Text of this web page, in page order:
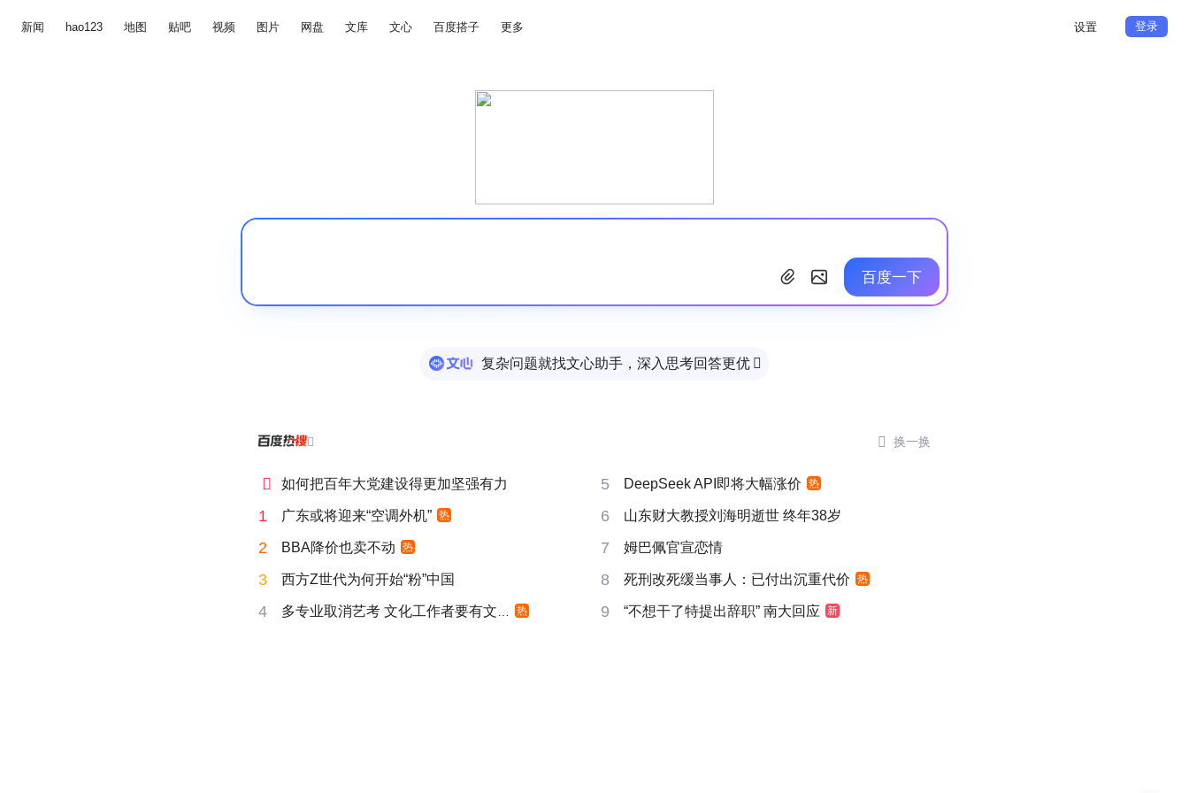
新闻 hao123 地图 贴吧 视频 图片 网盘 文库 文心 百度搭子 更多 设置 登录
百度一下
复杂问题就找文心助手，深入思考回答更优 
  换一换
 如何把百年大党建设得更加坚强有力 5 DeepSeek API即将大幅涨价 热
1 广东或将迎来“空调外机” 热 6 山东财大教授刘海明逝世 终年38岁
2 BBA降价也卖不动 热 7 姆巴佩官宣恋情
3 西方Z世代为何开始“粉”中国 8 死刑改死缓当事人：已付出沉重代价 热
4 多专业取消艺考 文化工作者要有文化 热 9 “不想干了特提出辞职” 南大回应 新